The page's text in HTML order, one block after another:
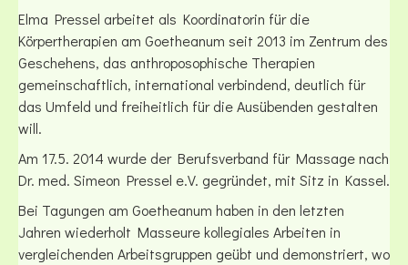
Elma Pressel arbeitet als Koordinatorin für die
Körpertherapien am Goetheanum seit 2013 im Zentrum des
Geschehens, das anthroposophische Therapien
gemeinschaftlich, international verbindend, deutlich für
das Umfeld und freiheitlich für die Ausübenden gestalten
will.
Am 17.5. 2014 wurde der Berufsverband für Massage nach
Dr. med. Simeon Pressel e.V. gegründet, mit Sitz in Kassel.
Bei Tagungen am Goetheanum haben in den letzten
Jahren wiederholt Masseure kollegiales Arbeiten in
vergleichenden Arbeitsgruppen geübt und demonstriert, wo